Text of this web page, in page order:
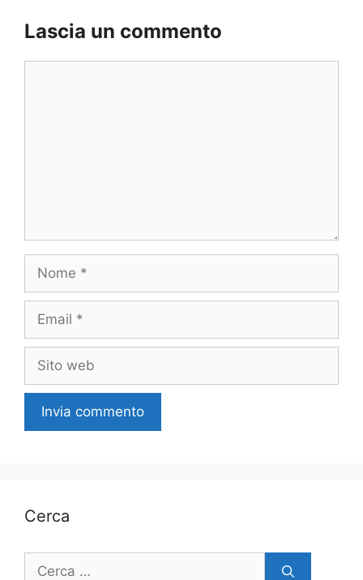
Lascia un commento
Nome
Email
Sito
web
Cerca
Ricerca